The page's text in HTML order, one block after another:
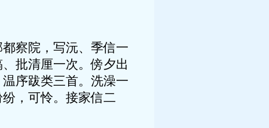
察院，写沅、季信一
批清厘一次。傍夕出
序跋类三首。洗澡一
，可怜。接家信二